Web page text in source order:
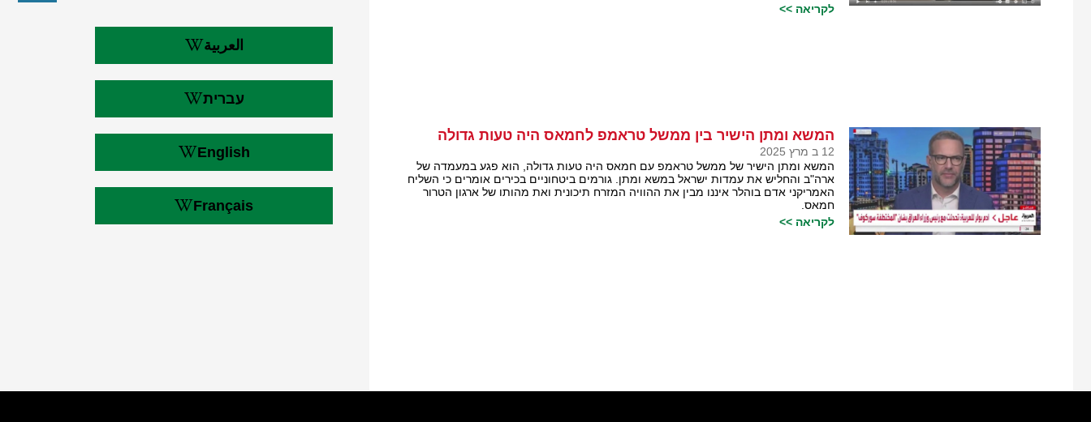
לקריאה >>
המשא ומתן הישיר בין ממשל טראמפ לחמאס היה טעות גדולה
12 ב מרץ 2025
המשא ומתן הישיר של ממשל טראמפ עם חמאס היה טעות גדולה, הוא פגע במעמדה של
ארה"ב והחליש את עמדות ישראל במשא ומתן. גורמים ביטחוניים בכירים אומרים כי השליח
האמריקני אדם בוהלר איננו מבין את ההוויה המזרח תיכונית ואת מהותו של ארגון הטרור
חמאס.
לקריאה >>
العربية
עברית
English
Français